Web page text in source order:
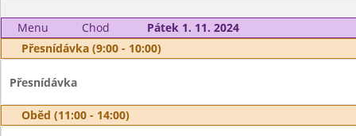
Menu Chod
Pátek 1. 11. 2024
Přesnídávka (9:00 - 10:00)
Přesnídávka
Oběd (11:00 - 14:00)